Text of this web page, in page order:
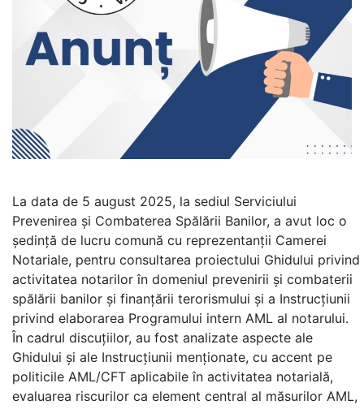
La data de 5 august 2025, la sediul Serviciului
Prevenirea și Combaterea Spălării Banilor, a avut loc o
ședință de lucru comună cu reprezentanții Camerei
Notariale, pentru consultarea proiectului Ghidului privind
activitatea notarilor în domeniul prevenirii și combaterii
spălării banilor și finanțării terorismului și a Instrucțiunii
privind elaborarea Programului intern AML al notarului.
În cadrul discuțiilor, au fost analizate aspecte ale
Ghidului și ale Instrucțiunii menționate, cu accent pe
politicile AML/CFT aplicabile în activitatea notarială,
evaluarea riscurilor ca element central al măsurilor AML,